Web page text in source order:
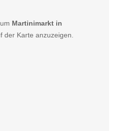
Martinimarkt in
der Karte anzuzeigen.